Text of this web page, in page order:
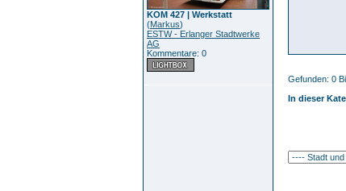
KOM 427 | Werkstatt
(Markus)
ESTW - Erlanger Stadtwerke
AG
Kommentare: 0
Gefunden: 0
In dieser